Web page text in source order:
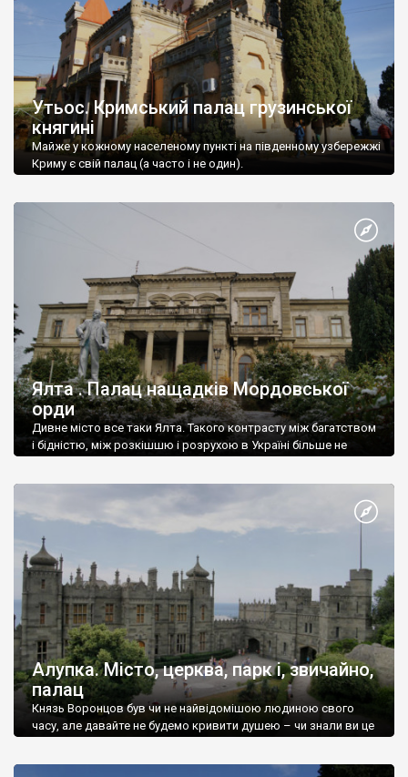
Утьос. Кримський палац грузинської
княгині
Майже у кожному населеному пункті на південному узбережжі
Криму є свій палац (а часто і не один).
Ялта . Палац нащадків Мордовської
орди
Дивне місто все таки Ялта. Такого контрасту між багатством
і бідністю, між розкішшю і розрухою в Україні більше не
Алупка. Місто, церква, парк і, звичайно,
палац
Князь Воронцов був чи не найвідомішою людиною свого
часу, але давайте не будемо кривити душею – чи знали ви це